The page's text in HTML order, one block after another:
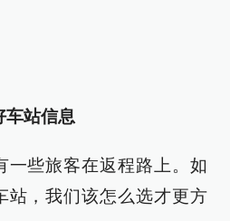
车站信息
一些旅客在返程路上。如
站，我们该怎么选才更方